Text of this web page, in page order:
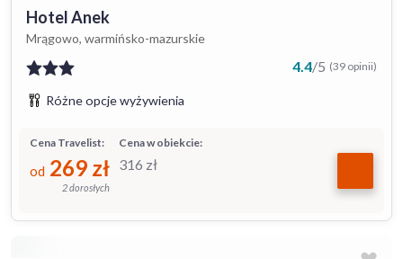
Hotel Anek
Mrągowo, warmińsko-mazurskie
4.4/5 (39 opinii)
Różne opcje wyżywienia
Cena w obiekcie:
316 zł
Cena Travelist:
od 269 zł
2 dorosłych